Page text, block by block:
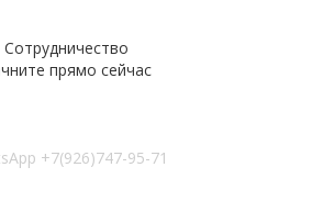
Сотрудничество
прямо сейчас
+7(926)747-95-71